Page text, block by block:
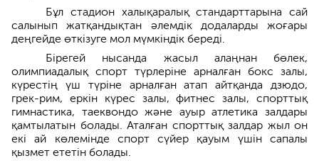
Бұл стадион халықаралық стандарттарына сай
салынып жатқандықтан әлемдік додаларды жоғары
деңгейде өткізуге мол мүмкіндік береді.
Бірегей нысанда жасыл алаңнан бөлек,
олимпиадалық спорт түрлеріне арналған бокс залы,
күрестің үш түріне арналған атап айтқанда дзюдо,
грек-рим, еркін күрес залы, фитнес залы, спорттық
гимнастика, таеквондо және ауыр атлетика залдары
қамтылатын болады. Аталған спорттық залдар жыл он
екі ай көлемінде спорт сүйер қауым үшін сапалы
қызмет ететін болады.